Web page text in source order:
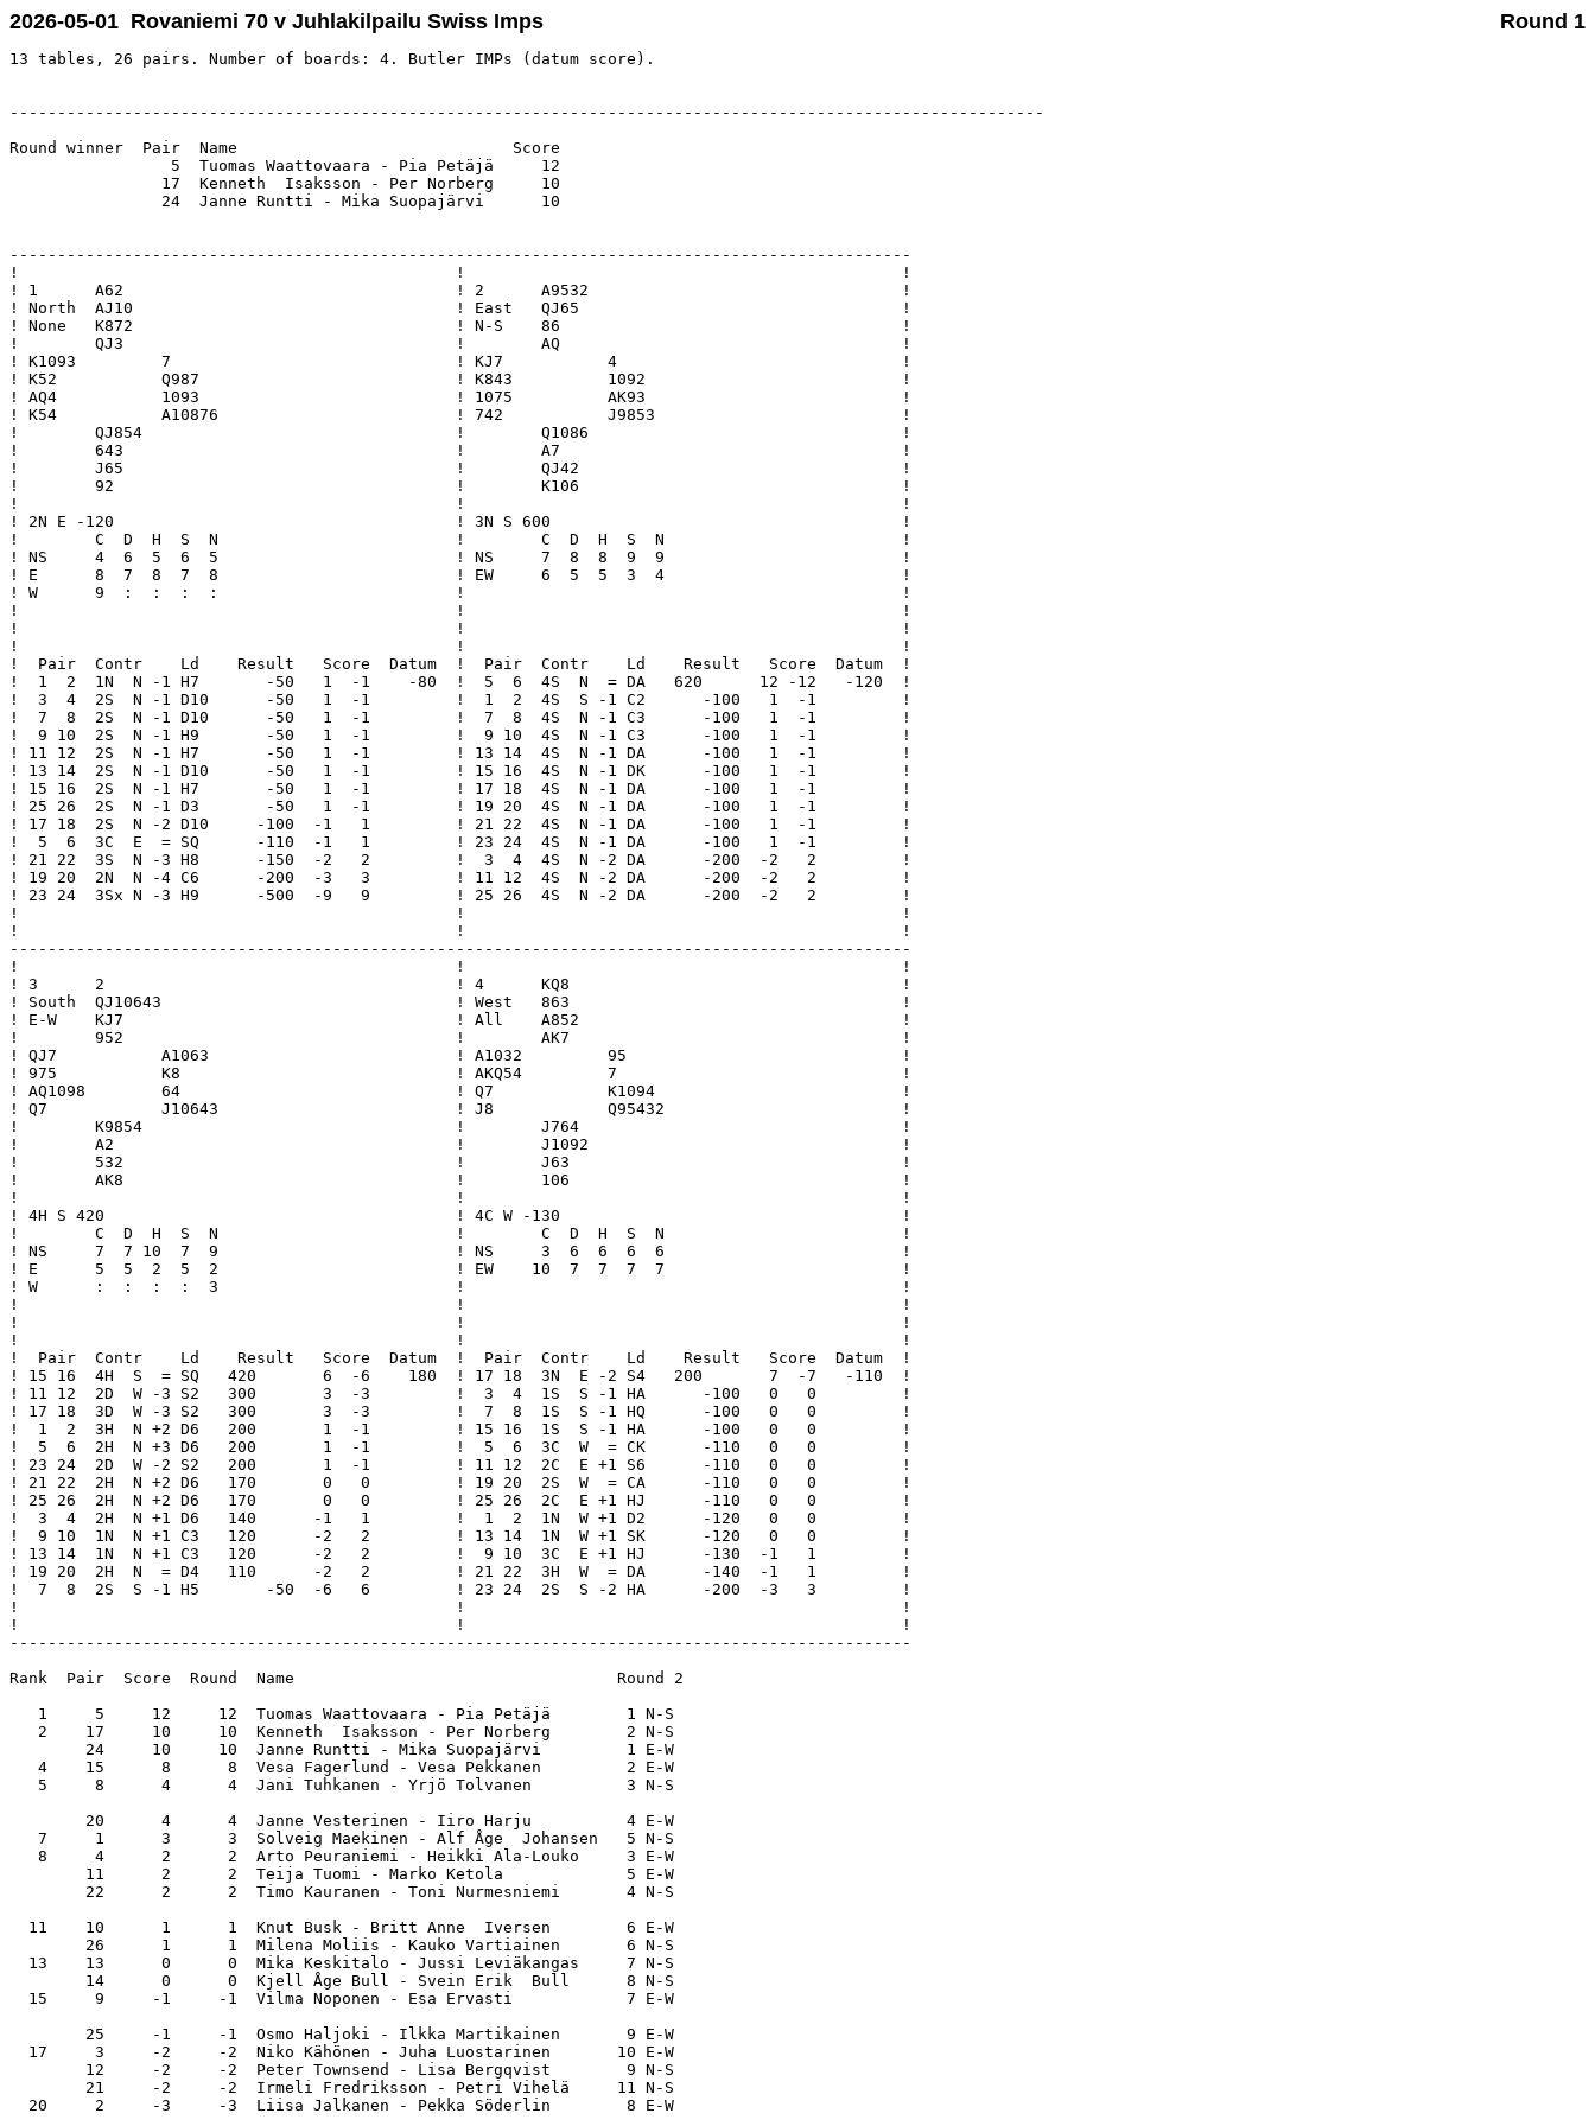
2026-05-01 Rovaniemi 70 v Juhlakilpailu Swiss Imps Round 1
13 tables, 26 pairs. Number of boards: 4. Butler IMPs (datum score).
-------------------------------------------------------------------------------------------------------------
Round winner  Pair  Name                             Score
                 5  Tuomas Waattovaara - Pia Petäjä     12
                17  Kenneth  Isaksson - Per Norberg     10
                24  Janne Runtti - Mika Suopajärvi      10
-----------------------------------------------------------------------------------------------
!                                              !                                              !
! 1      A62                                   ! 2      A9532                                 !
! North  AJ10                                  ! East   QJ65                                  !
! None   K872                                  ! N-S    86                                    !
!        QJ3                                   !        AQ                                    !
! K1093         7                              ! KJ7           4                              !
! K52           Q987                           ! K843          1092                           !
! AQ4           1093                           ! 1075          AK93                           !
! K54           A10876                         ! 742           J9853                          !
!        QJ854                                 !        Q1086                                 !
!        643                                   !        A7                                    !
!        J65                                   !        QJ42                                  !
!        92                                    !        K106                                  !
!                                              !                                              !
! 2N E -120                                    ! 3N S 600                                     !
!        C  D  H  S  N                         !        C  D  H  S  N                         !
! NS     4  6  5  6  5                         ! NS     7  8  8  9  9                         !
! E      8  7  8  7  8                         ! EW     6  5  5  3  4                         !
! W      9  :  :  :  :                         !                                              !
!                                              !                                              !
!                                              !                                              !
!                                              !                                              !
!  Pair  Contr    Ld    Result   Score  Datum  !  Pair  Contr    Ld    Result   Score  Datum  !
!  1  2  1N  N -1 H7       -50   1  -1    -80  !  5  6  4S  N  = DA   620      12 -12   -120  !
!  3  4  2S  N -1 D10      -50   1  -1         !  1  2  4S  S -1 C2      -100   1  -1         !
!  7  8  2S  N -1 D10      -50   1  -1         !  7  8  4S  N -1 C3      -100   1  -1         !
!  9 10  2S  N -1 H9       -50   1  -1         !  9 10  4S  N -1 C3      -100   1  -1         !
! 11 12  2S  N -1 H7       -50   1  -1         ! 13 14  4S  N -1 DA      -100   1  -1         !
! 13 14  2S  N -1 D10      -50   1  -1         ! 15 16  4S  N -1 DK      -100   1  -1         !
! 15 16  2S  N -1 H7       -50   1  -1         ! 17 18  4S  N -1 DA      -100   1  -1         !
! 25 26  2S  N -1 D3       -50   1  -1         ! 19 20  4S  N -1 DA      -100   1  -1         !
! 17 18  2S  N -2 D10     -100  -1   1         ! 21 22  4S  N -1 DA      -100   1  -1         !
!  5  6  3C  E  = SQ      -110  -1   1         ! 23 24  4S  N -1 DA      -100   1  -1         !
! 21 22  3S  N -3 H8      -150  -2   2         !  3  4  4S  N -2 DA      -200  -2   2         !
! 19 20  2N  N -4 C6      -200  -3   3         ! 11 12  4S  N -2 DA      -200  -2   2         !
! 23 24  3Sx N -3 H9      -500  -9   9         ! 25 26  4S  N -2 DA      -200  -2   2         !
!                                              !                                              !
!                                              !                                              !
-----------------------------------------------------------------------------------------------
!                                              !                                              !
! 3      2                                     ! 4      KQ8                                   !
! South  QJ10643                               ! West   863                                   !
! E-W    KJ7                                   ! All    A852                                  !
!        952                                   !        AK7                                   !
! QJ7           A1063                          ! A1032         95                             !
! 975           K8                             ! AKQ54         7                              !
! AQ1098        64                             ! Q7            K1094                          !
! Q7            J10643                         ! J8            Q95432                         !
!        K9854                                 !        J764                                  !
!        A2                                    !        J1092                                 !
!        532                                   !        J63                                   !
!        AK8                                   !        106                                   !
!                                              !                                              !
! 4H S 420                                     ! 4C W -130                                    !
!        C  D  H  S  N                         !        C  D  H  S  N                         !
! NS     7  7 10  7  9                         ! NS     3  6  6  6  6                         !
! E      5  5  2  5  2                         ! EW    10  7  7  7  7                         !
! W      :  :  :  :  3                         !                                              !
!                                              !                                              !
!                                              !                                              !
!                                              !                                              !
!  Pair  Contr    Ld    Result   Score  Datum  !  Pair  Contr    Ld    Result   Score  Datum  !
! 15 16  4H  S  = SQ   420       6  -6    180  ! 17 18  3N  E -2 S4   200       7  -7   -110  !
! 11 12  2D  W -3 S2   300       3  -3         !  3  4  1S  S -1 HA      -100   0   0         !
! 17 18  3D  W -3 S2   300       3  -3         !  7  8  1S  S -1 HQ      -100   0   0         !
!  1  2  3H  N +2 D6   200       1  -1         ! 15 16  1S  S -1 HA      -100   0   0         !
!  5  6  2H  N +3 D6   200       1  -1         !  5  6  3C  W  = CK      -110   0   0         !
! 23 24  2D  W -2 S2   200       1  -1         ! 11 12  2C  E +1 S6      -110   0   0         !
! 21 22  2H  N +2 D6   170       0   0         ! 19 20  2S  W  = CA      -110   0   0         !
! 25 26  2H  N +2 D6   170       0   0         ! 25 26  2C  E +1 HJ      -110   0   0         !
!  3  4  2H  N +1 D6   140      -1   1         !  1  2  1N  W +1 D2      -120   0   0         !
!  9 10  1N  N +1 C3   120      -2   2         ! 13 14  1N  W +1 SK      -120   0   0         !
! 13 14  1N  N +1 C3   120      -2   2         !  9 10  3C  E +1 HJ      -130  -1   1         !
! 19 20  2H  N  = D4   110      -2   2         ! 21 22  3H  W  = DA      -140  -1   1         !
!  7  8  2S  S -1 H5       -50  -6   6         ! 23 24  2S  S -2 HA      -200  -3   3         !
!                                              !                                              !
!                                              !                                              !
-----------------------------------------------------------------------------------------------
Rank  Pair  Score  Round  Name                                  Round 2
   1     5     12     12  Tuomas Waattovaara - Pia Petäjä        1 N-S
   2    17     10     10  Kenneth  Isaksson - Per Norberg        2 N-S
        24     10     10  Janne Runtti - Mika Suopajärvi         1 E-W
   4    15      8      8  Vesa Fagerlund - Vesa Pekkanen         2 E-W
   5     8      4      4  Jani Tuhkanen - Yrjö Tolvanen          3 N-S
        20      4      4  Janne Vesterinen - Iiro Harju          4 E-W
   7     1      3      3  Solveig Maekinen - Alf Åge  Johansen   5 N-S
   8     4      2      2  Arto Peuraniemi - Heikki Ala-Louko     3 E-W
        11      2      2  Teija Tuomi - Marko Ketola             5 E-W
        22      2      2  Timo Kauranen - Toni Nurmesniemi       4 N-S
  11    10      1      1  Knut Busk - Britt Anne  Iversen        6 E-W
        26      1      1  Milena Moliis - Kauko Vartiainen       6 N-S
  13    13      0      0  Mika Keskitalo - Jussi Leviäkangas     7 N-S
        14      0      0  Kjell Åge Bull - Svein Erik  Bull      8 N-S
  15     9     -1     -1  Vilma Noponen - Esa Ervasti            7 E-W
        25     -1     -1  Osmo Haljoki - Ilkka Martikainen       9 E-W
  17     3     -2     -2  Niko Kähönen - Juha Luostarinen       10 E-W
        12     -2     -2  Peter Townsend - Lisa Bergqvist        9 N-S
        21     -2     -2  Irmeli Fredriksson - Petri Vihelä     11 N-S
  20     2     -3     -3  Liisa Jalkanen - Pekka Söderlin        8 E-W